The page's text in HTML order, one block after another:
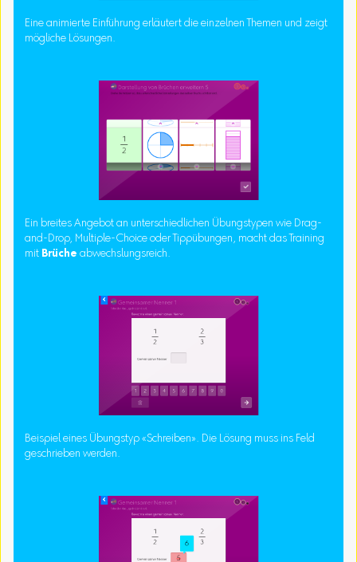
Eine animierte Einführung erläutert die einzelnen Themen und zeigt
mögliche Lösungen.
Ein breites Angebot an unterschiedlichen Übungstypen wie Drag-
and-Drop, Multiple-Choice oder Tippübungen, macht das Training
mit Brüche abwechslungsreich.
Beispiel eines Übungstyp «Schreiben». Die Lösung muss ins Feld
geschrieben werden.